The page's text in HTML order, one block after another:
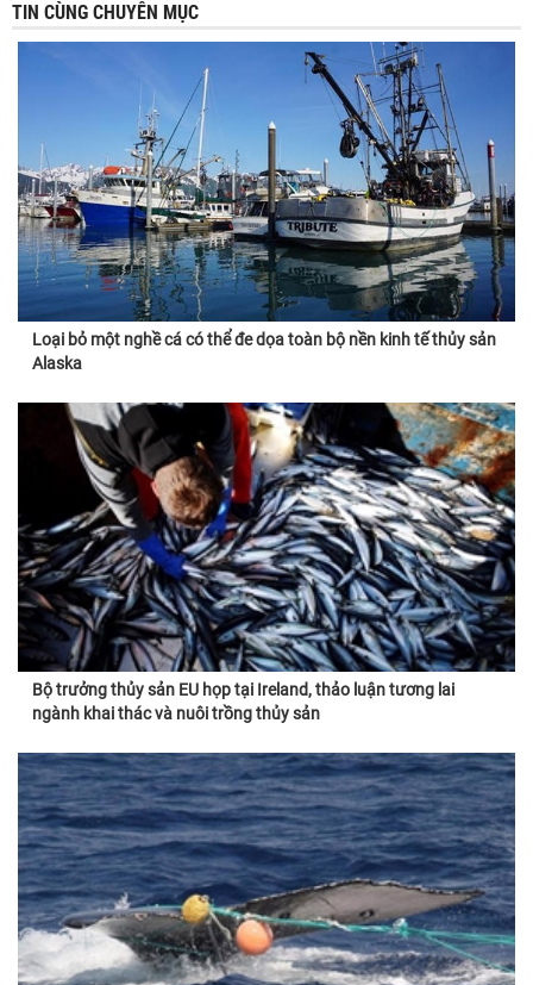
TIN CÙNG CHUYÊN MỤC
Loại bỏ một nghề cá có thể đe dọa toàn bộ nền kinh tế thủy sản
Alaska
Bộ trưởng thủy sản EU họp tại Ireland, thảo luận tương lai
ngành khai thác và nuôi trồng thủy sản